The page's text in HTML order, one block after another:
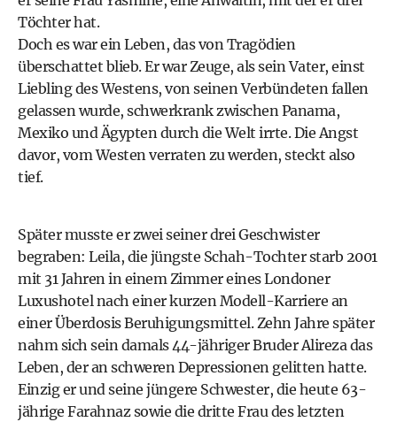
Töchter hat.
Doch es war ein Leben, das von Tragödien
überschattet blieb. Er war Zeuge, als sein Vater, einst
Liebling des Westens, von seinen Verbündeten fallen
gelassen wurde, schwerkrank zwischen Panama,
Mexiko und Ägypten durch die Welt irrte. Die Angst
davor, vom Westen verraten zu werden, steckt also
tief.
Später musste er zwei seiner drei Geschwister
begraben: Leila, die jüngste Schah-Tochter starb 2001
mit 31 Jahren in einem Zimmer eines Londoner
Luxushotel nach einer kurzen Modell-Karriere an
einer Überdosis Beruhigungsmittel. Zehn Jahre später
nahm sich sein damals 44-jähriger Bruder Alireza das
Leben, der an schweren Depressionen gelitten hatte.
Einzig er und seine jüngere Schwester, die heute 63-
jährige Farahnaz sowie die dritte Frau des letzten